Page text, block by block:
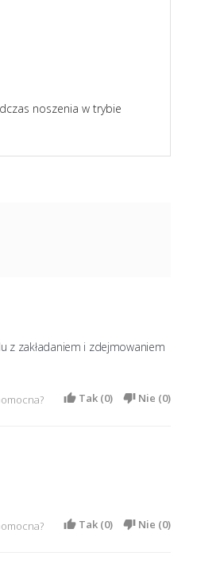
noszenia w trybie
z zakładaniem i zdejmowaniem
Tak (0) Nie (0)
Tak (0) Nie (0)